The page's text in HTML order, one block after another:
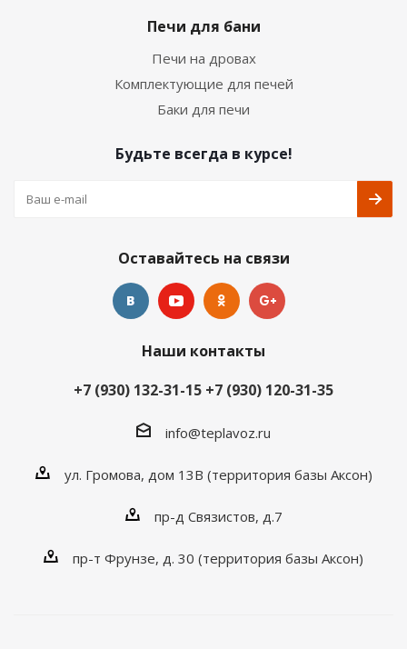
Печи для бани
Печи на дровах
Комплектующие для печей
Баки для печи
Будьте всегда в курсе!
Оставайтесь на связи
Наши контакты
+7 (930) 132-31-15 +7 (930) 120-31-35
info@teplavoz.ru
ул. Громова, дом 13В (территория базы Аксон)
пр-д Связистов, д.7
пр-т Фрунзе, д. 30 (территория базы Аксон)